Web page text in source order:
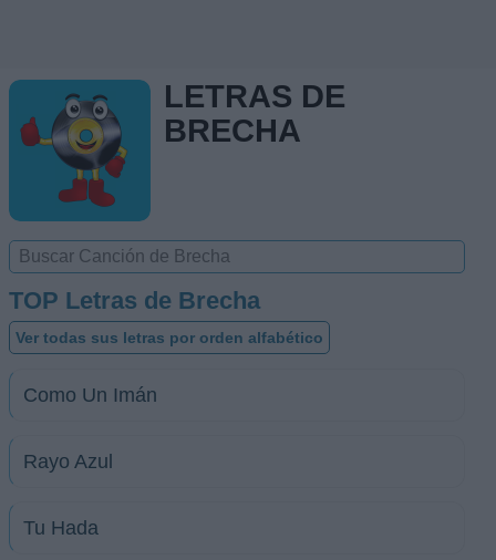
LETRAS DE
BRECHA
TOP Letras de Brecha
Ver todas sus letras por orden alfabético
Como Un Imán
Rayo Azul
Tu Hada